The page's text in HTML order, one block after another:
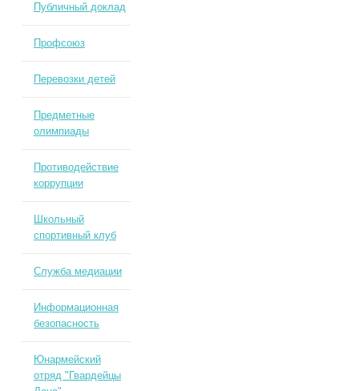
Публичный доклад
Профсоюз
Перевозки детей
Предметные
олимпиады
Противодействие
коррупции
Школьный
спортивный клуб
Служба медиации
Информационная
безопасность
Юнармейский
отряд "Гвардейцы